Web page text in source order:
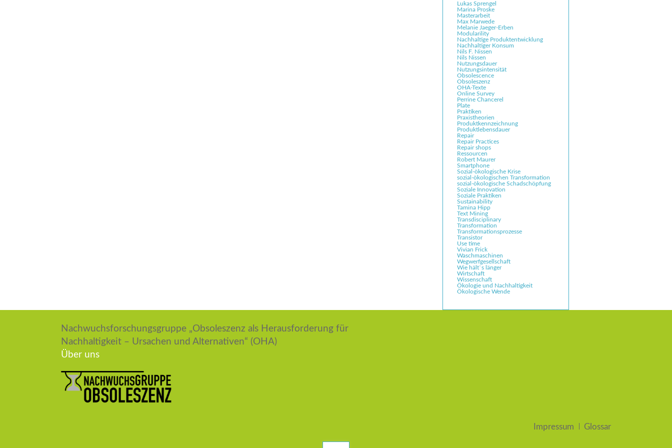
Lukas Sprengel
Marina Proske
Masterarbeit
Max Marwede
Melanie Jaeger-Erben
Modularility
Nachhaltige Produktentwicklung
Nachhaltiger Konsum
Nils F. Nissen
Nils Nissen
Nutzungsdauer
Nutzungsintensität
Obsolescence
Obsoleszenz
OHA-Texte
Online Survey
Perrine Chancerel
Plate
Praktiken
Praxistheorien
Produktkennzeichnung
Produktlebensdauer
Repair
Repair Practices
Repair shops
Ressourcen
Robert Maurer
Smartphone
Sozial-ökologische Krise
sozial-ökologischen Transformation
sozial-ökologische Schadschöpfung
Soziale Innovation
Soziale Praktiken
Sustainability
Tamina Hipp
Text Mining
Transdisciplinary
Transformation
Transformationsprozesse
Transistor
Use time
Vivian Frick
Waschmaschinen
Wegwerfgesellschaft
Wie hält`s länger
Wirtschaft
Wissenschaft
Ökologie und Nachhaltigkeit
Ökologische Wende
Nachwuchsforschungsgruppe „Obsoleszenz als Herausforderung für
Nachhaltigkeit – Ursachen und Alternativen“ (OHA)
Über uns
Navigation
Impressum Glossar